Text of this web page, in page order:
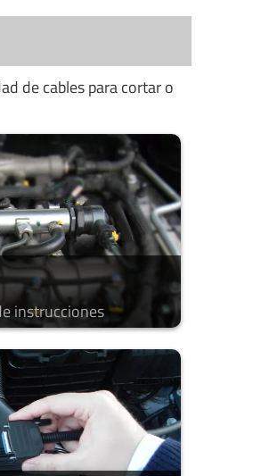
de cables para cortar o
instrucciones